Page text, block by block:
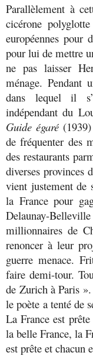
Parallèlement à
cicérone
européennes pour
pour lui de mettre
ne pas laisser
ménage. Pendant
dans lequel il
indépendant du
Guide égaré
de fréquenter des
des restaurants
diverses provinces
vient justement de
la France pour
Delaunay-
millionnaires de
renoncer à leur
guerre menace.
faire demi-tour.
de Zurich à Paris
le poète a tenté de
La France est
la belle France, la
est prête et chacun